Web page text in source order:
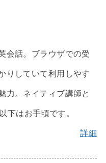
会話。ブラウザでの受
りしていて利用しやす
力。ネイティブ講師と
下はお手頃です。
詳細